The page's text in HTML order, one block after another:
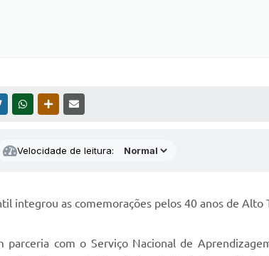
TWITTERWHATSAPPOUTRAS MÍDIAS
Velocidade de leitura:
integrou as comemorações pelos 40 anos de
com o Serviço Nacional de